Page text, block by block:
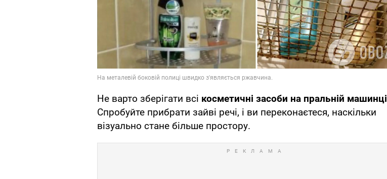
Не варто зберігати всі косметичні засоби на пральній машинці
Спробуйте прибрати зайві речі, і ви переконаєтеся, наскільки
візуально стане більше простору.